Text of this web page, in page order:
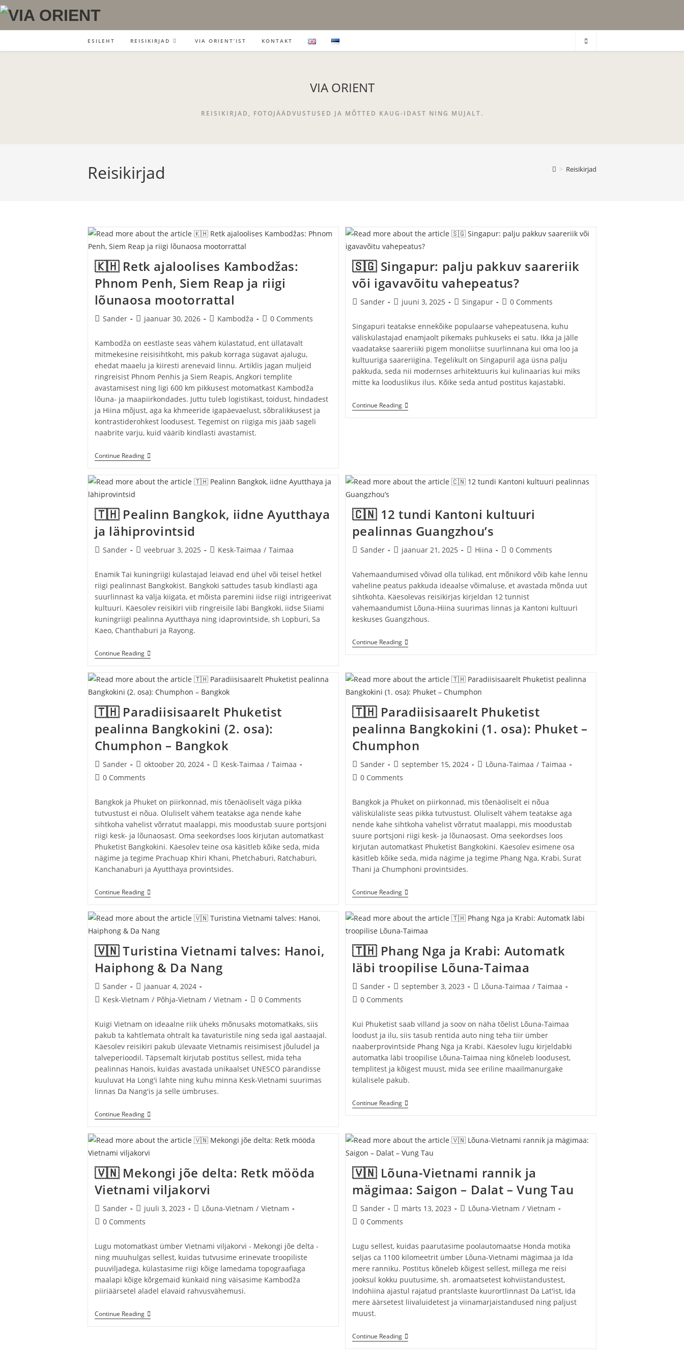
Skip
content
ESILEHT REISIKIRJAD VIA ORIENT’IST KONTAKT
VIA ORIENT
REISIKIRJAD, FOTOJÄÄDVUSTUSED JA MÕTTED KAUG-IDAST NING MUJALT.
Reisikirjad > Reisikirjad
🇰🇭 Retk ajaloolises Kambodžas:
Phnom Penh, Siem Reap ja riigi
lõunaosa mootorrattal
PostSander
Postjaanuar 30, 2026
PostKambodža
Post0 Comments
Kambodža on eestlaste seas vähem külastatud, ent üllatavalt
mitmekesine reisisihtkoht, mis pakub korraga sügavat ajalugu,
ehedat maaelu ja kiiresti arenevaid linnu. Artiklis jagan muljeid
ringreisist Phnom Penhis ja Siem Reapis, Angkori templite
avastamisest ning ligi 600 km pikkusest motomatkast Kambodža
lõuna- ja maapiirkondades. Juttu tuleb logistikast, toidust, hindadest
ja Hiina mõjust, aga ka khmeeride igapäevaelust, sõbralikkusest ja
kontrastiderohkest loodusest. Tegemist on riigiga mis jääb sageli
naabrite varju, kuid väärib kindlasti avastamist.
Continue Reading🇰🇭
Retk
Kambodžas:
Reap
Ja
Riigi
Lõunaosa
Mootorrattal
🇸🇬 Singapur: palju pakkuv saareriik
või igavavõitu vahepeatus?
PostSander
Postjuuni 3, 2025
PostSingapur
Post0 Comments
Singapuri teatakse ennekõike populaarse vahepeatusena, kuhu
väliskülastajad enamjaolt pikemaks puhkuseks ei satu. Ikka ja jälle
vaadatakse saareriiki pigem monoliitse suurlinnana kui oma loo ja
kultuuriga saareriigina. Tegelikult on Singapuril aga üsna palju
pakkuda, seda nii modernses arhitektuuris kui kulinaarias kui miks
mitte ka looduslikus ilus. Kõike seda antud postitus kajastabki.
Continue Reading🇸🇬
Singapur:
🇹🇭 Pealinn Bangkok, iidne Ayutthaya
ja lähiprovintsid
PostSander
Postveebruar 3, 2025
PostKesk-Taimaa / Taimaa
Enamik Tai kuningriigi külastajad leiavad end ühel või teisel hetkel
riigi pealinnast Bangkokist. Bangkoki sattudes tasub kindlasti aga
suurlinnast ka välja kiigata, et mõista paremini iidse riigi intrigeerivat
kultuuri. Käesolev reisikiri viib ringreisile läbi Bangkoki, iidse Siiami
kuningriigi pealinna Ayutthaya ning idaprovintside, sh Lopburi, Sa
Kaeo, Chanthaburi ja Rayong.
Continue Reading🇹🇭
Pealinn
Iidne
Ja
🇨🇳 12 tundi Kantoni kultuuri
pealinnas Guangzhou’s
PostSander
Postjaanuar 21, 2025
PostHiina
Post0 Comments
Vahemaandumised võivad olla tülikad, ent mõnikord võib kahe lennu
vaheline peatus pakkuda ideaalse võimaluse, et avastada mõnda uut
sihtkohta. Käesolevas reisikirjas kirjeldan 12 tunnist
vahemaandumist Lõuna-Hiina suurimas linnas ja Kantoni kultuuri
keskuses Guangzhous.
Continue Reading🇨🇳
12
Kultuuri
Pealinnas
Guangzhou’s
🇹🇭 Paradiisisaarelt Phuketist
pealinna Bangkokini (2. osa):
Chumphon – Bangkok
Post
author:
Sander
Post
published:
oktoober 20, 2024
PostKesk-Taimaa / Taimaa
Post0 Comments
Bangkok ja Phuket on piirkonnad, mis tõenäoliselt väga pikka
tutvustust ei nõua. Oluliselt vähem teatakse aga nende kahe
sihtkoha vahelist võrratut maalappi, mis moodustab suure portsjoni
riigi kesk- ja lõunaosast. Oma seekordses loos kirjutan automatkast
Phuketist Bangkokini. Käesolev teine osa käsitleb kõike seda, mida
nägime ja tegime Prachuap Khiri Khani, Phetchaburi, Ratchaburi,
Kanchanaburi ja Ayutthaya provintsides.
Continue Reading🇹🇭
Paradiisisaarelt
Pealinna
(2.
Chumphon
–
Bangkok
🇹🇭 Paradiisisaarelt Phuketist
pealinna Bangkokini (1. osa): Phuket –
Chumphon
Post
author:
Sander
Post
published:
september 15, 2024
PostLõuna-Taimaa / Taimaa
Post0 Comments
Bangkok ja Phuket on piirkonnad, mis tõenäoliselt ei nõua
väliskülaliste seas pikka tutvustust. Oluliselt vähem teatakse aga
nende kahe sihtkoha vahelist võrratut maalappi, mis moodustab
suure portsjoni riigi kesk- ja lõunaosast. Oma seekordses loos
kirjutan automatkast Phuketist Bangkokini. Käesolev esimene osa
käsitleb kõike seda, mida nägime ja tegime Phang Nga, Krabi, Surat
Thani ja Chumphoni provintsides.
Continue Reading🇹🇭
Paradiisisaarelt
Pealinna
(1.
Phuket
–
Chumphon
🇻🇳 Turistina Vietnami talves: Hanoi,
Haiphong & Da Nang
Post
author:
Sander
Post
published:
jaanuar 4, 2024
PostKesk-Vietnam / Põhja-Vietnam / Vietnam
Post0 Comments
Kuigi Vietnam on ideaalne riik üheks mõnusaks motomatkaks, siis
pakub ta kahtlemata ohtralt ka tavaturistile ning seda igal aastaajal.
Käesolev reisikiri pakub ülevaate Vietnamis reisimisest jõuludel ja
talveperioodil. Täpsemalt kirjutab postitus sellest, mida teha
pealinnas Hanois, kuidas avastada unikaalset UNESCO pärandisse
kuuluvat Ha Long'i lahte ning kuhu minna Kesk-Vietnami suurimas
linnas Da Nang'is ja selle ümbruses.
Continue Reading🇻🇳
Turistina
Talves:
Haiphong
Da
Nang
🇹🇭 Phang Nga ja Krabi: Automatk
läbi troopilise Lõuna-Taimaa
Post
author:
Sander
Post
published:
september 3, 2023
PostLõuna-Taimaa / Taimaa
Post0 Comments
Kui Phuketist saab villand ja soov on näha tõelist Lõuna-Taimaa
loodust ja ilu, siis tasub rentida auto ning teha tiir ümber
naaberprovintside Phang Nga ja Krabi. Käesolev lugu kirjeldabki
automatka läbi troopilise Lõuna-Taimaa ning kõneleb loodusest,
templitest ja kõigest muust, mida see eriline maailmanurgake
külalisele pakub.
Continue Reading🇹🇭
Phang
Krabi:
Automatk
Läbi
Troopilise
Lõuna-
Taimaa
🇻🇳 Mekongi jõe delta: Retk mööda
Vietnami viljakorvi
Post
author:
Sander
Post
published:
juuli 3, 2023
PostLõuna-Vietnam / Vietnam
Post0 Comments
Lugu motomatkast ümber Vietnami viljakorvi - Mekongi jõe delta -
ning muuhulgas sellest, kuidas tutvusime erinevate troopiliste
puuviljadega, külastasime riigi kõige lamedama topograafiaga
maalapi kõige kõrgemaid künkaid ning väisasime Kambodža
piiriäärsetel aladel elavaid rahvusvähemusi.
Continue Reading🇻🇳
Mekongi
🇻🇳 Lõuna-Vietnami rannik ja
mägimaa: Saigon – Dalat – Vung Tau
Post
author:
Sander
Post
published:
märts 13, 2023
PostLõuna-Vietnam / Vietnam
Post0 Comments
Lugu sellest, kuidas paarutasime poolautomaatse Honda motika
seljas ca 1100 kilomeetrit ümber Lõuna-Vietnami mägimaa ja Ida
mere ranniku. Postitus kõneleb kõigest sellest, millega me reisi
jooksul kokku puutusime, sh. aromaatsetest kohviistandustest,
Indohiina ajastul rajatud prantslaste kuurortlinnast Da Lat'ist, Ida
mere äärsetest liivaluidetest ja viinamarjaistandused ning paljust
muust.
Continue Reading🇻🇳
Lõuna-